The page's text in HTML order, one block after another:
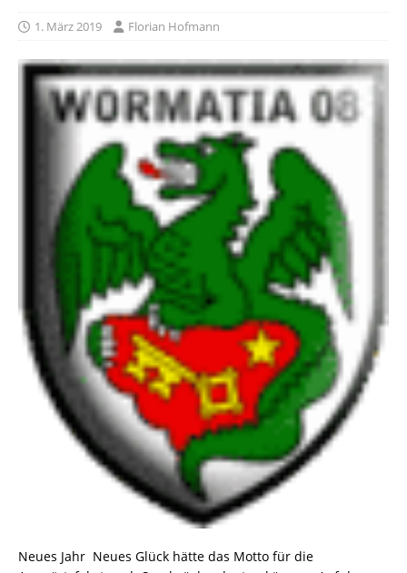
1. März 2019 Florian Hofmann
Neues Jahr  Neues Glück hätte das Motto für die